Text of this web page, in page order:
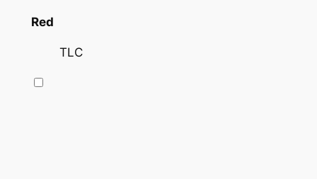
Red
TLC